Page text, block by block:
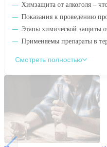
Химзащита от алкоголя –
Показания к проведению
Этапы химической защиты
Применяемы препараты в
Смотреть полностью